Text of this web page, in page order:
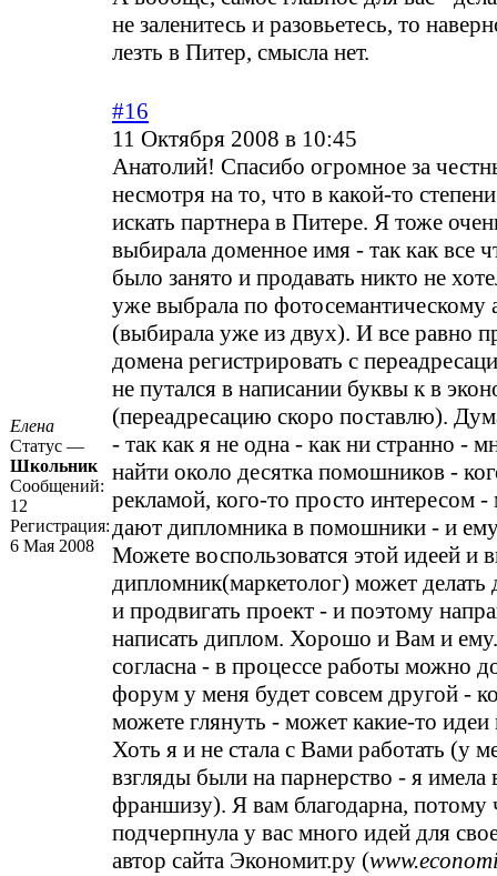
не заленитесь и разовьетесь, то
лезть в Питер, смысла нет.
Елена
Статус —
Школьник
Сообщений:
12
Регистрация:
6 Мая 2008
#16
11 Октября 2008 в 10:45
Анатолий! Спасибо огромное за
несмотря на то, что в какой-то
искать партнера в Питере. Я тоже
выбирала доменное имя - так как все
было занято и продавать никто не
уже выбрала по фотосемантическому
(выбирала уже из двух). И все равно
домена регистрировать с
не путался в написании буквы к в
(переадресацию скоро поставлю).
- так как я не одна - как ни странно -
найти около десятка помошников -
рекламой, кого-то просто интересом
дают дипломника в помошники - и
Можете воспользоватся этой идеей и
дипломник(маркетолог) может делать
и продвигать проект - и поэтому
написать диплом. Хорошо и Вам и
согласна - в процессе работы можно
форум у меня будет совсем другой -
можете глянуть - может какие-то идеи
Хоть я и не стала с Вами работать (у
взгляды были на парнерство - я имела
франшизу). Я вам благодарна, потому
подчерпнула у вас много идей для
автор сайта Экономит.ру (